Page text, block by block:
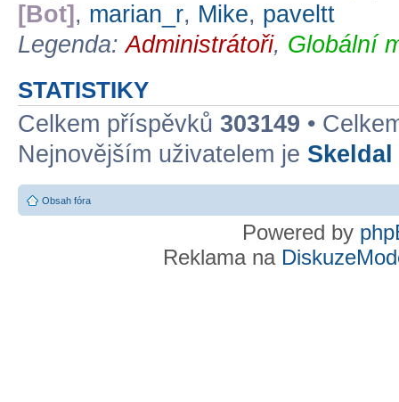
[Bot] , marian_r, Mike, paveltt
Legenda:Administrátoři, Globální
STATISTIKY
Celkem příspěvků 303149 •
Nejnovějším uživatelem je Skeldal
Obsah fóra
Powered by
Reklama na